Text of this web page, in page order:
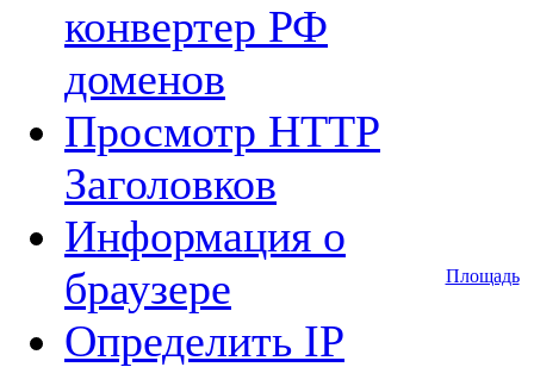
конвертер РФ
доменов
Просмотр HTTP
Заголовков
Информация о
браузере
Определить IP
Площадь